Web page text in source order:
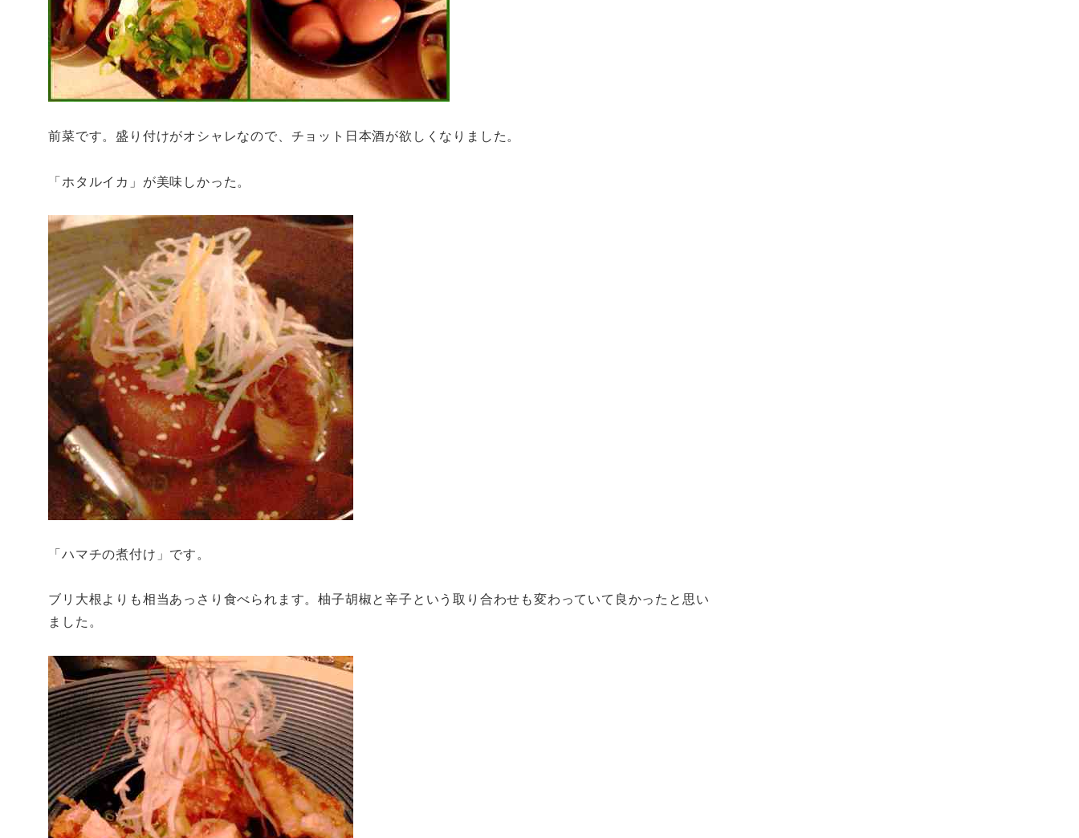
前菜です。盛り付けがオシャレなので、チョット日本酒が欲しくなりました。
「ホタルイカ」が美味しかった。
「ハマチの煮付け」です。
ブリ大根よりも相当あっさり食べられます。柚子胡椒と辛子という取り合わせも変わっていて良かったと思い
ました。